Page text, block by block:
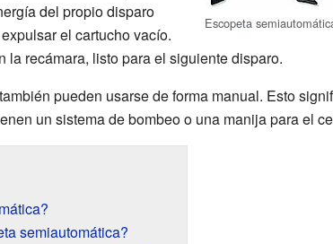
Escopeta
del propio disparo
el cartucho vacío.
la recámara, listo para el siguiente disparo.
pueden usarse de forma manual. Esto
un sistema de bombeo o una manija para el
semiautomática?